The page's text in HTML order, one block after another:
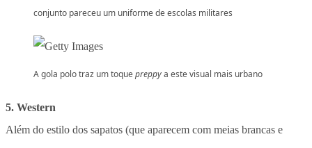
conjunto pareceu um uniforme de escolas militares
A gola polo traz um toquepreppya este visual mais urbano
5. Western
Além do estilo dos sapatos (que aparecem com meias brancas e